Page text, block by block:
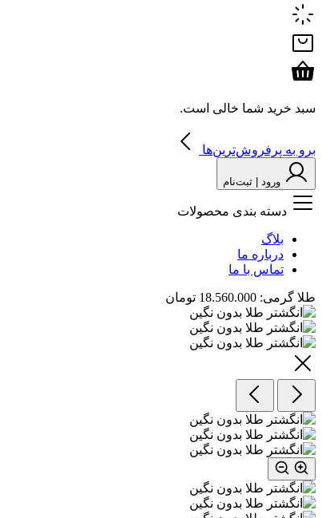
سبد خرید شما خالی است.
برو به پرفروش‌ترین‌ها
ورود | ثبت‌نام
دسته بندی محصولات
بلاگ
درباره ما
تماس با ما
طلا گرمی: 18.560.000 تومان